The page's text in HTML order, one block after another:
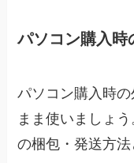
パソコン購入時
パソコン購入時
まま使いましょ
の梱包・発送方法